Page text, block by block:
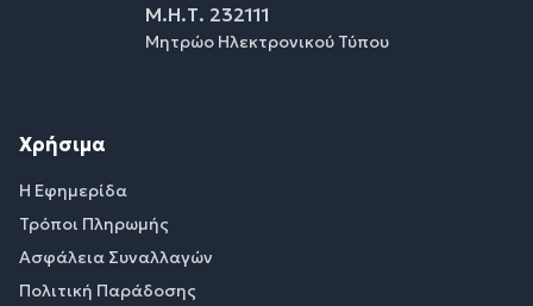
Μ.Η.Τ. 232111
Μητρώο Ηλεκτρονικού Τύπου
Χρήσιμα
Η Εφημερίδα
Τρόποι Πληρωμής
Ασφάλεια Συναλλαγών
Πολιτική Παράδοσης